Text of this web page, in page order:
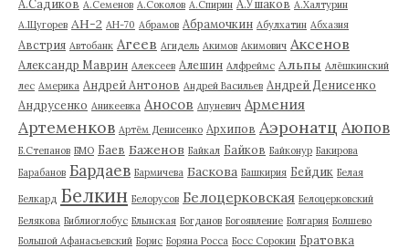
А.Садиков А.Семенов А.Соколов А.Спирин А.Ушаков А.Халтурин
А.Щугорев АН-2 АН-70 Абрамов Абрамочкин Абулхатин Абхазия
Австрия Автобанк Агеев Агидель Акимов Акимович Аксенов
Александр Маврин Алексеев Алешин Алфреймс Альпы Алёшкинский
лес Америка Андрей Антонов Андрей Васильев Андрей Денисенко
Андрусенко Аникеевка Аносов Апуневич Армения
Артеменков Артём Денисенко Архипов Аэронатц Аюпов
Б.Степанов БМО Баев Баженов Байкал Байков Байконур Бакирова
Барабанов Бардаев Бармичева Баскова Башкирия Бейдик Белая
Белкард Белкин Белорусов Белоцерковская Белоцерковский
Белякова Библиоглобус Блынская Богданов Богоявление Болгария Болшево
Большой Афанасьевский Борис Боряна Росса Босс Сорокин Братовка